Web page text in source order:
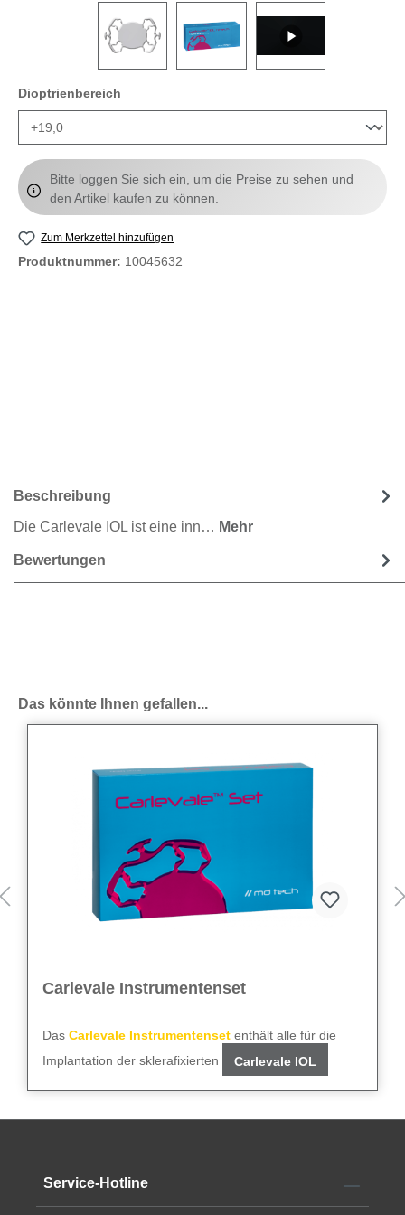
Dioptrienbereich
Bitte loggen Sie sich ein, um die Preise zu sehen und
den Artikel kaufen zu können.
Zum Merkzettel hinzufügen
Produktnummer: 10045632
Beschreibung
Die Carlevale IOL ist eine inn… Mehr
Bewertungen
Produktgalerie überspringen
Das könnte Ihnen gefallen...
Carlevale Instrumentenset
Das Carlevale Instrumentenset enthält alle für die
Implantation der sklerafixierten
Carlevale IOL
notwendigen Instrumente:
Vorderkammerkanüle
Pinzette
Alle technischen Daten finden Sie im Datenblatt
Service-Hotline